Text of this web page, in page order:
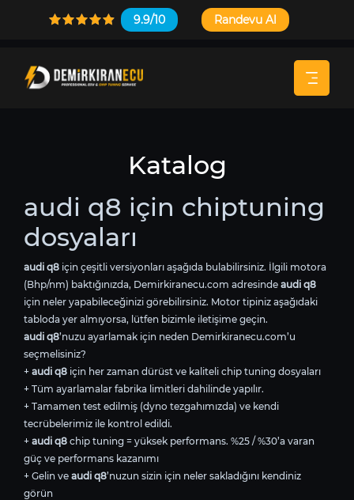
9.9/10 Randevu Al
Katalog
audi q8 için chiptuning
dosyaları
audi q8 için çeşitli versiyonları aşağıda bulabilirsiniz. İlgili motora
(Bhp/nm) baktığınızda, Demirkiranecu.com adresinde audi q8
için neler yapabileceğinizi görebilirsiniz. Motor tipiniz aşağıdaki
tabloda yer almıyorsa, lütfen bizimle iletişime geçin.
audi q8’nuzu ayarlamak için neden Demirkiranecu.com’u
seçmelisiniz?
+ audi q8 için her zaman dürüst ve kaliteli chip tuning dosyaları
+ Tüm ayarlamalar fabrika limitleri dahilinde yapılır.
+ Tamamen test edilmiş (dyno tezgahımızda) ve kendi
tecrübelerimiz ile kontrol edildi.
+ audi q8 chip tuning = yüksek performans. %25 / %30’a varan
güç ve performans kazanımı
+ Gelin ve audi q8’nuzun sizin için neler sakladığını kendiniz
görün